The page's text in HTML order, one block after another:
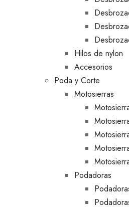
Hilos de nylon
Accesorios
Poda y Corte
Motosierras
Podadoras